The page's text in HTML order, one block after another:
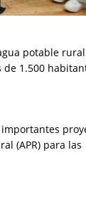
potable
de 1.500
(APR) para las